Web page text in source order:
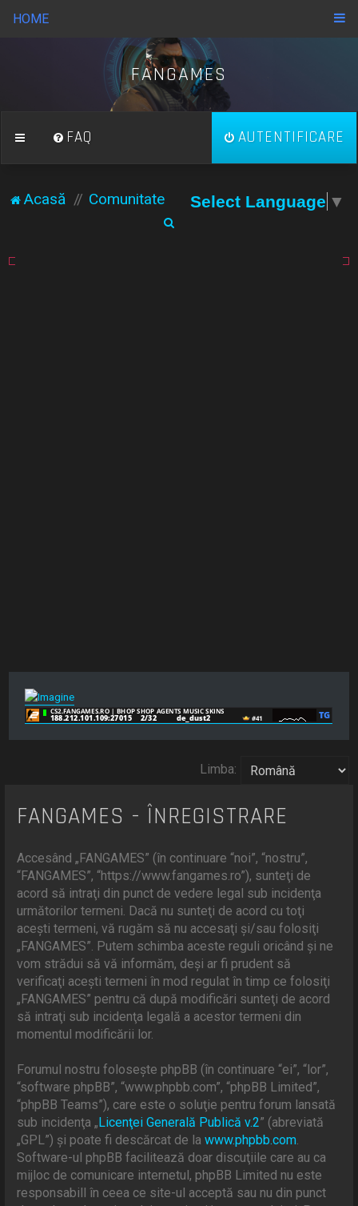
HOME
FANGAMES
FAQ AUTENTIFICARE
Acasă Comunitate Select Language ▼
Limba:
FANGAMES - ÎNREGISTRARE
Accesând „FANGAMES” (în continuare “noi”, “nostru”,
“FANGAMES”, “https://www.fangames.ro”), sunteţi de
acord să intraţi din punct de vedere legal sub incidenţa
următorilor termeni. Dacă nu sunteţi de acord cu toţi
aceşti termeni, vă rugăm să nu accesaţi şi/sau folosiţi
„FANGAMES”. Putem schimba aceste reguli oricând şi ne
vom strădui să vă informăm, deşi ar fi prudent să
verificaţi aceşti termeni în mod regulat în timp ce folosiţi
„FANGAMES” pentru că după modificări sunteţi de acord
să intraţi sub incidenţa legală a acestor termeni din
momentul modificării lor.
Forumul nostru foloseşte phpBB (în continuare “ei”, “lor”,
“software phpBB”, “www.phpbb.com”, “phpBB Limited”,
“phpBB Teams”), care este o soluţie pentru forum lansată
sub incidenţa „ Licenţei Generală Publică v.2” (abreviată
„GPL”) şi poate fi descărcat de lawww.phpbb.com.
Software-ul phpBB facilitează doar discuţiile care au ca
mijloc de comunicare internetul, phpBB Limited nu este
responsabill în ceea ce site-ul acceptă sau nu din punct